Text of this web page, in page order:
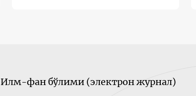
Илм-фан бўлими (электрон журнал)